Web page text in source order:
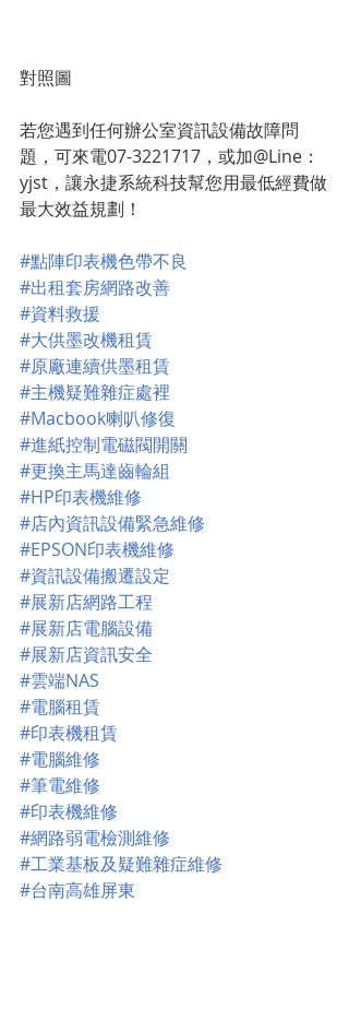
對照圖
若您遇到任何辦公室資訊設備故障問
題，可來電07-3221717，或加@Line：
yjst ，讓永捷系統科技幫您用最低經費做
最大效益規劃！
#點陣印表機色帶不良
#出租套房網路改善
#資料救援
#大供墨改機租賃
#原廠連續供墨租賃
#主機疑難雜症處裡
#Macbook喇叭修復
#進紙控制電磁閥開關
#更換主馬達齒輪組
#HP印表機維修
#店內資訊設備緊急維修
#EPSON印表機維修
#資訊設備搬遷設定
#展新店網路工程
#展新店電腦設備
#展新店資訊安全
#雲端NAS
#電腦租賃
#印表機租賃
#電腦維修
#筆電維修
#印表機維修
#網路弱電檢測維修
#工業基板及疑難雜症維修
#台南高雄屏東